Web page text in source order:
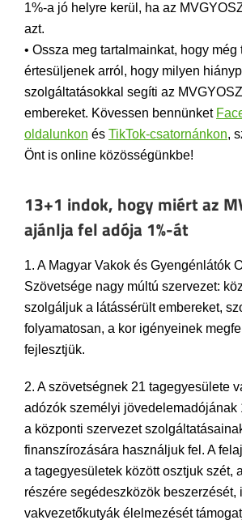
1%-a jó helyre kerül, ha az
azt.
• Ossza meg tartalmainkat, hogy még
értesüljenek arról, hogy milyen
szolgáltatásokkal segíti az
embereket. Kövessen bennünket
oldalunkon és TikTok-csatornánkon,
Önt is online közösségünkbe!
13+1 indok, hogy miért az
ajánlja fel adója 1%-át
1. A Magyar Vakok és Gyengénlátók
Szövetsége nagy múltú szervezet:
szolgáljuk a látássérült embereket,
folyamatosan, a kor igényeinek
fejlesztjük.
2. A szövetségnek 21 tagegyesülete
adózók személyi jövedelemadójának
a központi szervezet
finanszírozására használjuk fel. A
a tagegyesületek között osztjuk szét,
részére segédeszközök beszerzését,
vakvezetőkutyák élelmezését